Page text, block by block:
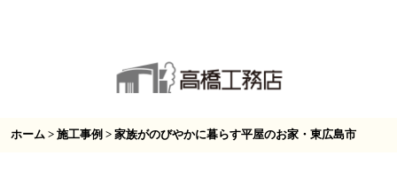
ホーム >施工事例 > 家族がのびやかに暮らす平屋のお家・東広島市